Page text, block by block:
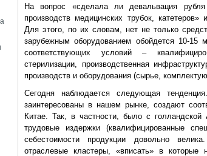
На вопрос «сделала ли девальвация
производств медицинских трубок, катетеров»
Для этого, по их словам, нет не только
зарубежным оборудованием обойдется 10-
соответствующих условий –
стерилизации, производственная
производств и оборудования (сырье,
Сегодня наблюдается следующая
заинтересованы в нашем рынке, создают
Китае. Так, в частности, было с
трудовые издержки (квалифицированные
себестоимости продукции довольно
отраслевые кластеры, «вписать» в которые